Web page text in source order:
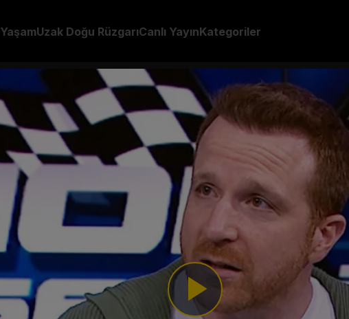
YaşamUzak Doğu RüzgarıCanlı YayınKategoriler
Play